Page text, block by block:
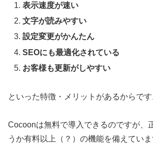
表示速度が速い
文字が読みやすい
設定変更がかんたん
SEOにも最適化されている
お客様も更新がしやすい
といった特徴・メリットがあるからです
Cocoonは無料で導入できるのですが、
うか有料以上（？）の機能を備えていま